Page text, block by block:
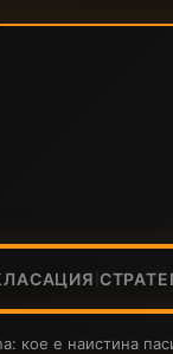
кое е наистина